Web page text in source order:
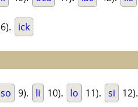
ick
so 9). li 10). lo 11). si 12).